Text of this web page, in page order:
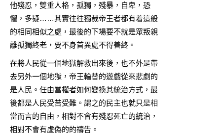
他殘忍，雙重人格，孤獨，殘暴，自卑，恐
懼，多疑……其實往往獨裁帝王者都有着這般
的相同相似之處，最後的下場要不就是眾叛親
離孤獨終老，要不身首異處不得善終。
在將人民從一個地獄解救出來後，也不外是帶
去另外一個地獄，帝王輪替的遊戲從來悲劇的
是人民。任由當權者如何變換其統治方式，最
後都是人民受苦受難。謂之的民主也就只是相
當而言的自由，相對不會有殘忍死亡的統治，
相對不會有虛偽的的禱告。